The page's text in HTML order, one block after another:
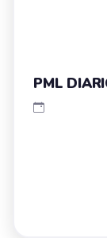
PML